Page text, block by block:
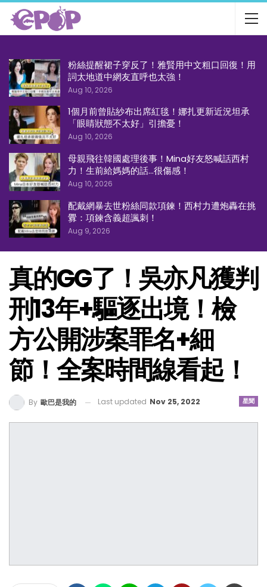
粉絲提醒裙子穿反了！雅賢用中文粗口回復！用
詞太地道中網友直呼也太強！
Aug 10, 2026
1個月前曾貼紗布出席紅毯！娜扎更新近況坦承
「眼睛狀態不太好」引擔憂！
Aug 10, 2026
母親飛往韓國處理後事！Mina好友怒喊話西村
力！生前給媽媽的話…很傷感！
Aug 10, 2026
配戴網暴去世粉絲同款項鍊！西村力遭炮轟在挑
釁：項鍊含義超諷刺！
Aug 9, 2026
真的GG了！吳亦凡獲判
刑13年+驅逐出境！檢
方公開涉案罪名+細
節！全案時間線看起！
星聞
By 歐巴是我的 Last updated Nov 25, 2022